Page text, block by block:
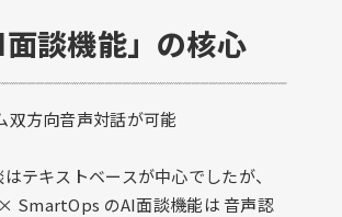
談機能」の核心
双方向音声対話が可能
テキストベースが中心でしたが、
SmartOps のAI面談機能は 音声認